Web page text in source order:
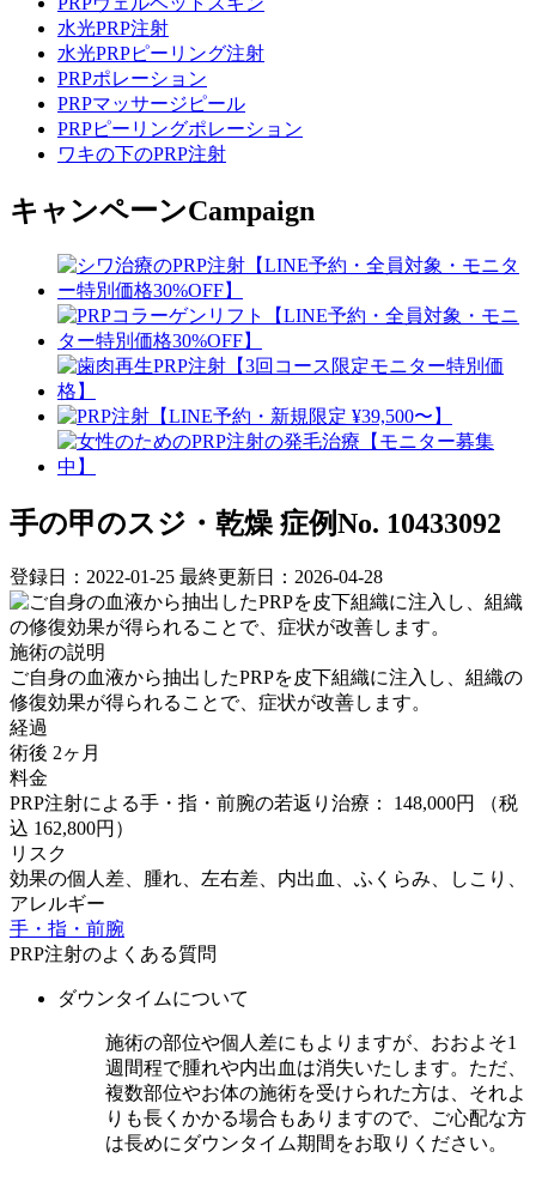
水光PRP注射
水光PRPピーリング注射
PRPポレーション
PRPマッサージピール
PRPピーリングポレーション
ワキの下のPRP注射
キャンペーンCampaign
手の甲のスジ・乾燥 症例No. 10433092
登録日：2022-01-25 最終更新日：2026-04-28
施術の説明
ご自身の血液から抽出したPRPを皮下組織に注入し、組織の
修復効果が得られることで、症状が改善します。
経過
術後 2ヶ月
料金
PRP注射による手・指・前腕の若返り治療： 148,000円
（税
込 162,800円）
リスク
効果の個人差、腫れ、左右差、内出血、ふくらみ、しこり、
アレルギー
手・指・前腕
PRP注射のよくある質問
ダウンタイムについて
施術の部位や個人差にもよりますが、おおよそ1
週間程で腫れや内出血は消失いたします。ただ、
複数部位やお体の施術を受けられた方は、それよ
りも長くかかる場合もありますので、ご心配な方
は長めにダウンタイム期間をお取りください。